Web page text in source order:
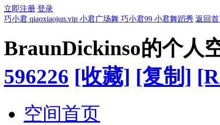
立即注册 登录
巧小君 qiaoxiaojun.vip 小君广场舞 巧小君99 小君舞蹈秀 返回
BraunDickinso的个人
596226 [收藏] [复制]
空间首页